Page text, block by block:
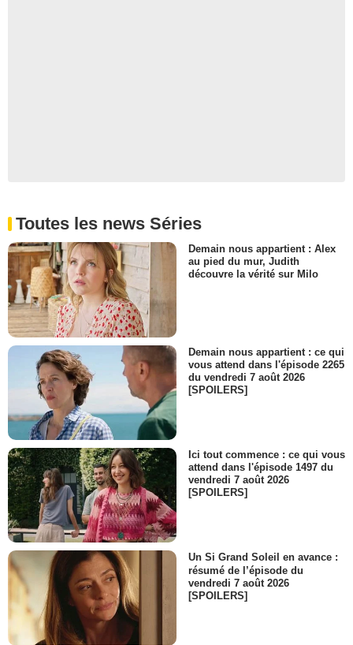
Toutes les news Séries
Demain nous appartient : Alex
au pied du mur, Judith
découvre la vérité sur Milo
Demain nous appartient : ce qui
vous attend dans l'épisode 2265
du vendredi 7 août 2026
[SPOILERS]
Ici tout commence : ce qui vous
attend dans l'épisode 1497 du
vendredi 7 août 2026
[SPOILERS]
Un Si Grand Soleil en avance :
résumé de l’épisode du
vendredi 7 août 2026
[SPOILERS]